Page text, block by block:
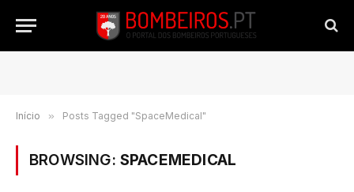
Início » Posts Tagged "SpaceMedical"
BROWSING: SPACEMEDICAL